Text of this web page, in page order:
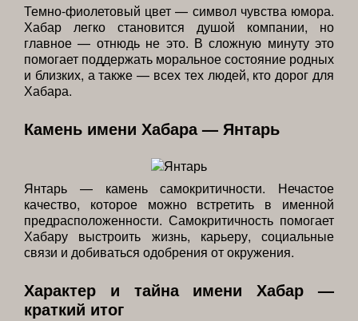
Темно-фиолетовый цвет — символ чувства юмора.
Хабар легко становится душой компании, но
главное — отнюдь не это. В сложную минуту это
помогает поддержать моральное состояние родных
и близких, а также — всех тех людей, кто дорог для
Хабара.
Камень имени Хабара — Янтарь
Янтарь — камень самокритичности. Нечастое
качество, которое можно встретить в именной
предрасположенности. Самокритичность помогает
Хабару выстроить жизнь, карьеру, социальные
связи и добиваться одобрения от окружения.
Характер и тайна имени Хабар —
краткий итог